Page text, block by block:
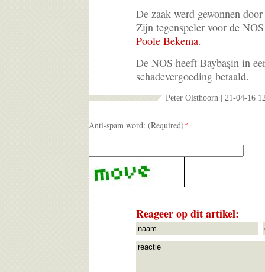
De zaak werd gewonnen door
Zijn tegenspeler voor de
Poole Bekema.
De NOS heeft Baybaşin in
schadevergoeding betaald.
Peter Olsthoorn | 21-04-16
Anti-spam word: (Required)*
Reageer op dit artikel: